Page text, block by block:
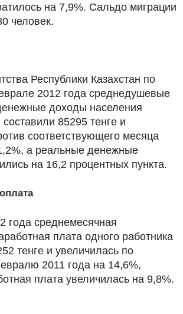
на 7,9%. Сальдо миграции
человек.
Республики Казахстан по
2012 года среднедушевые
доходы населения
85295 тенге и
соответствующего месяца
а реальные денежные
на 16,2 процентных пункта.
года среднемесячная
плата одного работника
тенге и увеличилась по
2011 года на 14,6%,
плата увеличилась на 9,8%.